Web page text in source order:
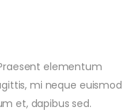
elementum
mi neque euismod
et, dapibus sed.